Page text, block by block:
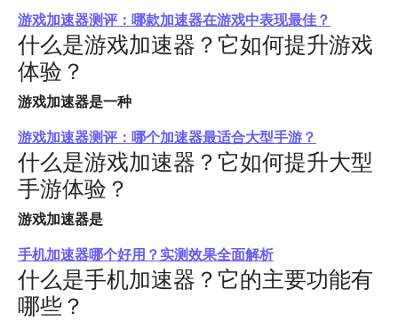
游戏加速器测评：哪款加速器在游戏中表现最佳？
什么是游戏加速器？它如何提升游戏
体验？
游戏加速器是一种
游戏加速器测评：哪个加速器最适合大型手游？
什么是游戏加速器？它如何提升大型
手游体验？
游戏加速器是
手机加速器哪个好用？实测效果全面解析
什么是手机加速器？它的主要功能有
哪些？